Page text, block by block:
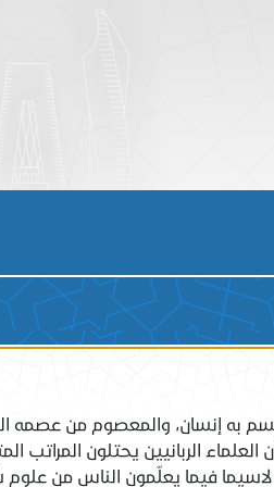
به إنسان، والمعصوم من عصمه
الربانيين يحتلون المراتب
فيما يعلّمون الناس من علوم